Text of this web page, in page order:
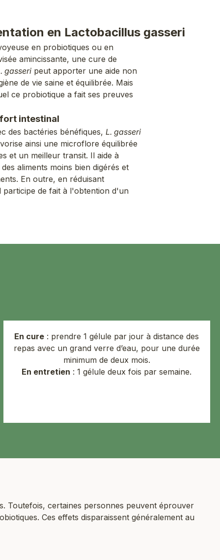
en Lactobacillus gasseri
en probiotiques ou en
amincissante, une cure de
gasseri peut apporter une aide non
de vie saine et équilibrée. Mais
ce probiotique a fait ses preuves
intestinal
des bactéries bénéfiques,L. gasseri
ainsi une microflore équilibrée
et un meilleur transit. Il aide à
aliments moins bien digérés et
En outre, en réduisant
participe de fait à l'obtention d'un
En cure : prendre 1 gélule par jour à distance des
repas avec un grand verre d’eau, pour une durée
minimum de deux mois.
En entretien : 1 gélule deux fois par semaine.
Toutefois, certaines personnes peuvent éprouver
Ces effets disparaissent généralement au